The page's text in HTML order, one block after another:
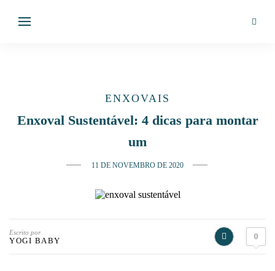
ENXOVAIS
Enxoval Sustentável: 4 dicas para montar
um
11 DE NOVEMBRO DE 2020
Escrito por
YOGI BABY 0